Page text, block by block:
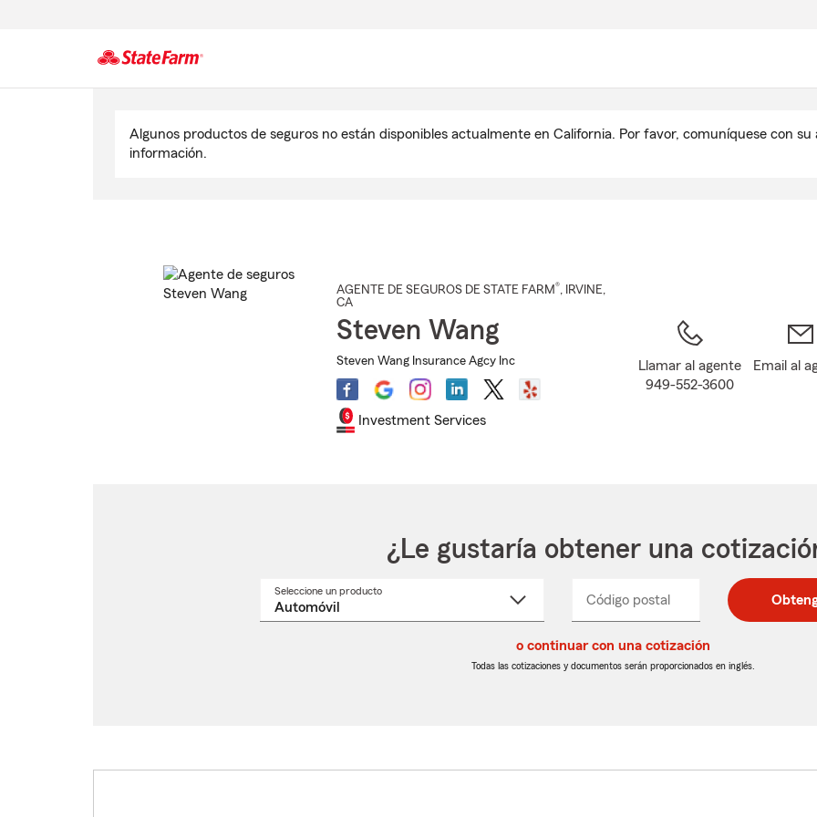
Algunos productos de seguros no están disponibles actualmente en California. Por favor, comuníquese con
información.
AGENTE DE SEGUROS DE STATE FARM®, IRVINE,
CA
Steven Wang
Steven Wang Insurance Agcy Inc
Investment Services
Llamar al agente
949-552-3600
Email al
¿Le gustaría obtener una
Seleccione un productoSeleccione
Código postal
postal
de
postal
de
_____
o continuar con una cotización
Todas las cotizaciones y documentos serán proporcionados en inglés.